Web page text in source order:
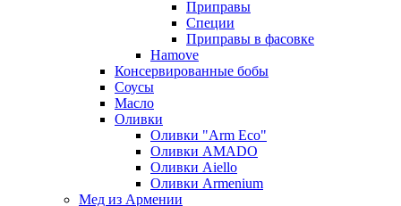
Приправы
Специи
Приправы в фасовке
Hamove
Консервированные бобы
Соусы
Масло
Оливки
Оливки "Arm Eco"
Оливки AMADO
Оливки Aiello
Оливки Armenium
Мед из Армении